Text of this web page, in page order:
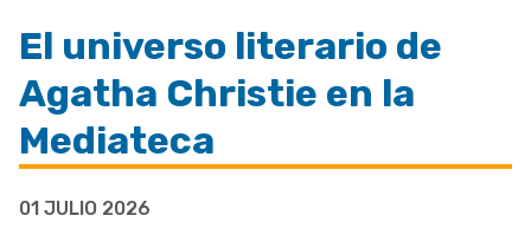
de
ayuda
a
la
navegación
El universo literario de
Agatha Christie en la
Mediateca
01 JULIO 2026